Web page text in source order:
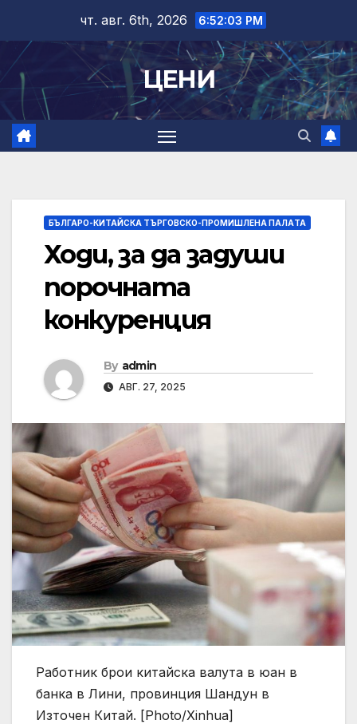
content
чт. авг. 6th, 2026 6:52:04 PM
ЦЕНИ
БЪЛГАРО-КИТАЙСКА ТЪРГОВСКО-ПРОМИШЛЕНА ПАЛAТА
Ходи, за да задуши
порочната
конкуренция
By admin
АВГ. 27, 2025
Работник брои китайска валута в юан в
банка в Лини, провинция Шандун в
Източен Китай. [Photo/Xinhua]